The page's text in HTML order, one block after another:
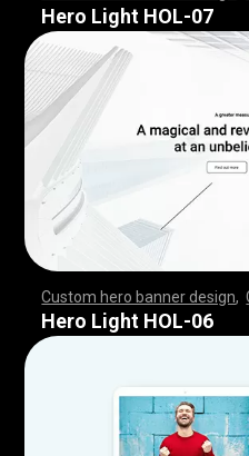
Hero Light HOL-07
Custom hero banner design ,
,,,,,,,,,,,,,,,,,,,,,,,,,,,,,, ,
,,,,,,,,,,,,,,,,,,,,,,,,,,,,,, ,
Hero Light HOL-06